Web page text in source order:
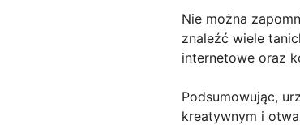
Nie można
znaleźć wiele
internetowe oraz
Podsumowując,
kreatywnym i